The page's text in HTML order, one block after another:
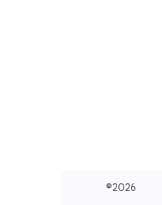
©2026